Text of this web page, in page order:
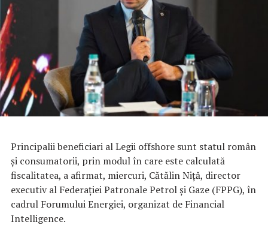
Principalii beneficiari al Legii offshore sunt statul român
şi consumatorii, prin modul în care este calculată
fiscalitatea, a afirmat, miercuri, Cătălin Niţă, director
executiv al Federaţiei Patronale Petrol şi Gaze (FPPG), în
cadrul Forumului Energiei, organizat de Financial
Intelligence.